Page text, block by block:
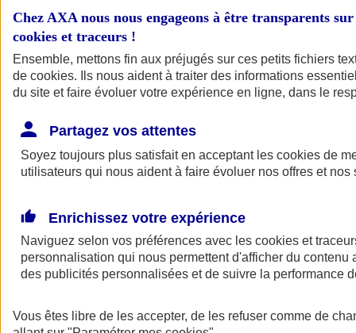
Chez AXA nous nous engageons à être transparents
cookies et traceurs !
Ensemble, mettons fin aux préjugés sur ces petits fichiers
de cookies. Ils nous aident à traiter des informations
du site et faire évoluer votre expérience en ligne, dans le
Partagez vos attentes
Soyez toujours plus satisfait en acceptant les cookies de
utilisateurs qui nous aident à faire évoluer nos offres et nos
Enrichissez votre expérience
Naviguez selon vos préférences avec les cookies et
personnalisation qui nous permettent d'afficher du contenu
des publicités personnalisées et de suivre la performance
Vous êtes libre de les accepter, de les refuser comme de